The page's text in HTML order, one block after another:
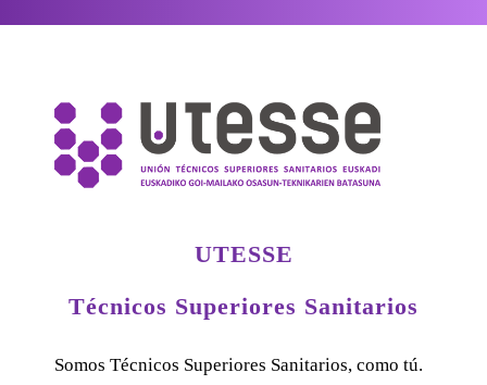
UTESSE
Técnicos Superiores Sanitarios
Somos Técnicos Superiores Sanitarios, como tú.